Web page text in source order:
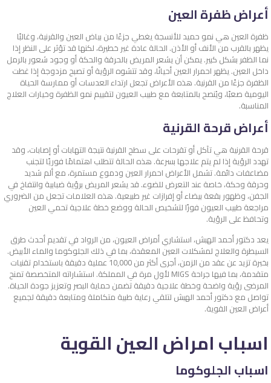
أعراض ظفرة العين
ظفرة العين هي نمو حميد للأنسجة يغطي جزءًا من بياض العين والقرنية، وغالبًا
يظهر بالقرب من الأنف أو الأذن. الحالة عادة غير خطيرة، لكنها قد تؤثر على النظر إذا
نما الظفر بشكل كبير. يمكن أن يشعر المريض بالحرقة والحكة أو وجود شعور بالرمل
داخل العين. يظهر احمرار العين أحيانًا، وقد تتشوه الرؤية أو تصبح مزدوجة إذا غطت
الظفرة جزءًا من القرنية. هذه الأعراض تجعل ارتداء العدسات أو ممارسة الحياة
اليومية صعبًا، ويُنصح بالمتابعة مع طبيب العيون لتقييم نمو الظفرة وخيارات العلاج
المناسبة.
أعراض قرحة القرنية
قرحة القرنية هي تآكل أو تقرحات على سطح القرنية نتيجة التهابات أو إصابات، وقد
تهدد الرؤية إذا لم يتم علاجها بسرعة. هذه الحالة تتطلب اهتمامًا فوريًا لتجنب
مضاعفات دائمة. تشمل الأعراض احمرار العين ودموع مستمرة، مع ألم شديد
وحرقة وحكة، خاصة عند التعرض للضوء. قد يشعر المريض برؤية ضبابية وانتفاخ في
الجفن، وظهور بقعة بيضاء أو إفرازات غير طبيعية. هذه العلامات تجعل من الضروري
مراجعة طبيب العيون فورًا لتشخيص الحالة ووضع خطة علاجية تحمي العين
وتحافظ على الرؤية.
يعد دكتور أحمد الهبش، استشاري أمراض العيون، من الرواد في تقديم أحدث طرق
السيطرة والعلاج لمشكلات العين المعقدة، بما في ذلك الجلوكوما والماء الأبيض.
بخبرة تزيد عن عقد من الزمن، أجرى أكثر من 10,000 عملية دقيقة باستخدام تقنيات
متقدمة، بما فيها جراحة MIGS لأول مرة في المملكة. استشاراته المتخصصة تمنح
المرضى رؤية واضحة وخطة علاجية دقيقة تضمن حماية البصر وتعزيز جودة الحياة.
تواصل مع دكتور أحمد الهبش لتلقي رعاية طبية متكاملة ومتابعة دقيقة لجميع
أعراض العين القوية.
اسباب امراض العين القوية
اسباب الجلوكوما